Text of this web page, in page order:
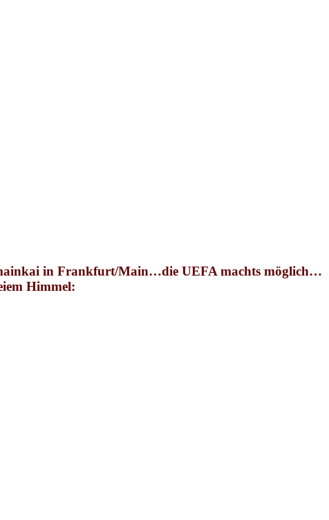
in Frankfurt/Main…die UEFA machts möglich…
Himmel: